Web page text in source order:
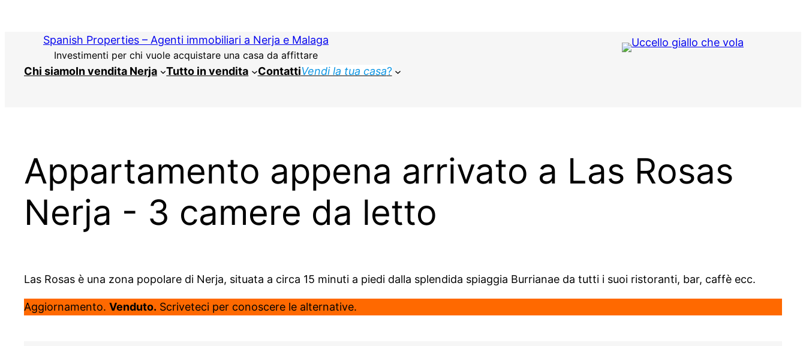
contenutoSpanish Properties – Agenti immobiliari a Nerja e Malaga
Investimenti per chi vuole acquistare una casa da affittare
Chi siamoIn vendita Nerja Tutto in vendita ContattiVendi la tua casa?
Appartamento appena arrivato a Las Rosas
Nerja - 3 camere da letto
Las Rosas è una zona popolare di Nerja, situata a circa 15 minuti a piedi dalla splendida spiaggia Burrianae da tutti i suoi ristoranti, bar, caffè ecc.
Aggiornamento. Venduto. Scriveteci per conoscere le alternative.